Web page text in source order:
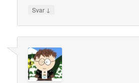
Svar ↓